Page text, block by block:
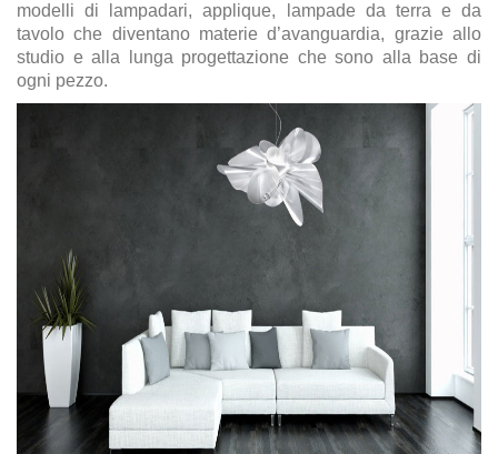
modelli di lampadari, applique, lampade da terra e da
tavolo che diventano materie d’avanguardia, grazie allo
studio e alla lunga progettazione che sono alla base di
ogni pezzo.